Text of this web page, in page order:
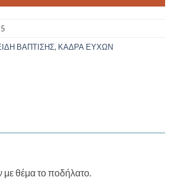
ΒΑΠΤΙΣΗΣ, ΚΑΔΡΑ ΕΥΧΩΝ
θέμα το ποδήλατο.